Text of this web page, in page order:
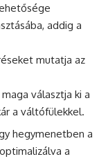
addig a
mutatja az
választja ki a
a váltófülekkel.
hegymenetben a
a